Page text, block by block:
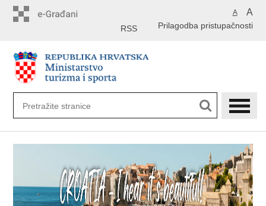
A A
Prilagodba pristupačnosti
RSS